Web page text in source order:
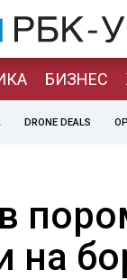
БИЗНЕС
DRONE DEALS
на